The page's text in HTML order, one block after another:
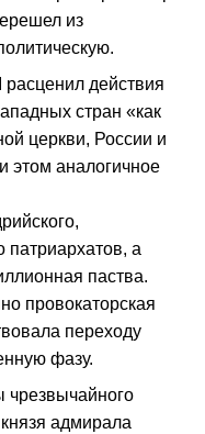
из
действия
стран «как
церкви, России и
этом аналогичное
патриархатов, а
паства.
провокаторская
переходу
фазу.
чрезвычайного
адмирала